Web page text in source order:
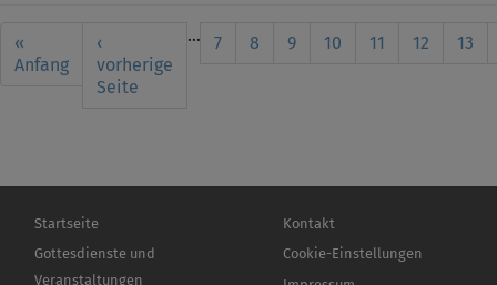
Seitennummerierung
First
page
«
Anfang
Vorherige
Seite
‹
vorherige
Seite
… Seite
7 Seite
8 Seite
9 Seite
10
Aktuelle
11 Seite
12 13
Hauptnavigation
Startseite
Gottesdienste und
Veranstaltungen
Fußbereichsmenü
Kontakt
Cookie-Einstellungen